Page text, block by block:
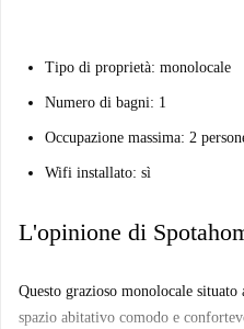
Tipo di proprietà: monolocale
Numero di bagni: 1
Occupazione massima: 2
Wifi installato: sì
L'opinione di
Questo grazioso monolocale
spazio abitativo comodo e